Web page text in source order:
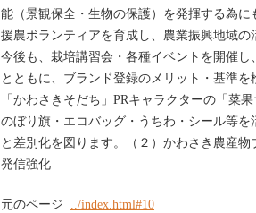
能（景観保全・生物の保護）を発揮する為に
援農ボランティアを育成し、農業振興地域
今後も、栽培講習会・各種イベントを開催し
とともに、ブランド登録のメリット・基準を
「かわさきそだち」PRキャラクターの「菜
のぼり旗・エコバッグ・うちわ・シール等を
と差別化を図ります。（２）かわさき農産物
発信強化
元のページ ../index.html#10